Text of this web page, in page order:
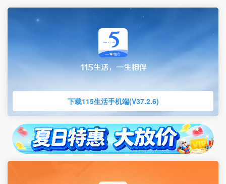
下载115生活手机端(V37.2.6)